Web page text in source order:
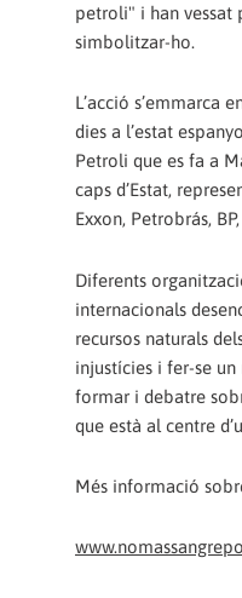
petroli" i han vessat
simbolitzar-ho.
L’acció s’emmarca
dies a l’estat
Petroli que es fa a
caps d’Estat,
Exxon, Petrobrás,
Diferents
internacionals
recursos naturals
injustícies i fer-se un
formar i debatre
que està al centre
Més informació